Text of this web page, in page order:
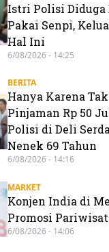
Istri Polisi Diduga
Pakai Senpi,
Hal Ini
6/08/2026 - 14:25
BERITA
Hanya Karena
Pinjaman Rp 50
Polisi di Deli
Nenek 69 Tahun
6/08/2026 - 14:16
MARKET
Konjen India di
Promosi
6/08/2026 - 14:06